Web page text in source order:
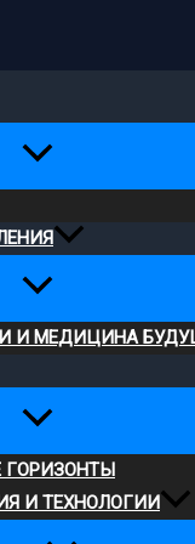
И МЕДИЦИНА
ГОРИЗОНТЫ
И ТЕХНОЛОГИИ